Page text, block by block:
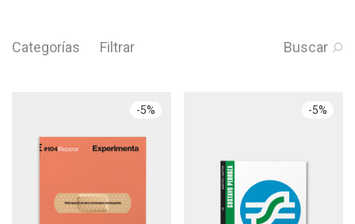
Categorías Filtrar Buscar
-5% -5%